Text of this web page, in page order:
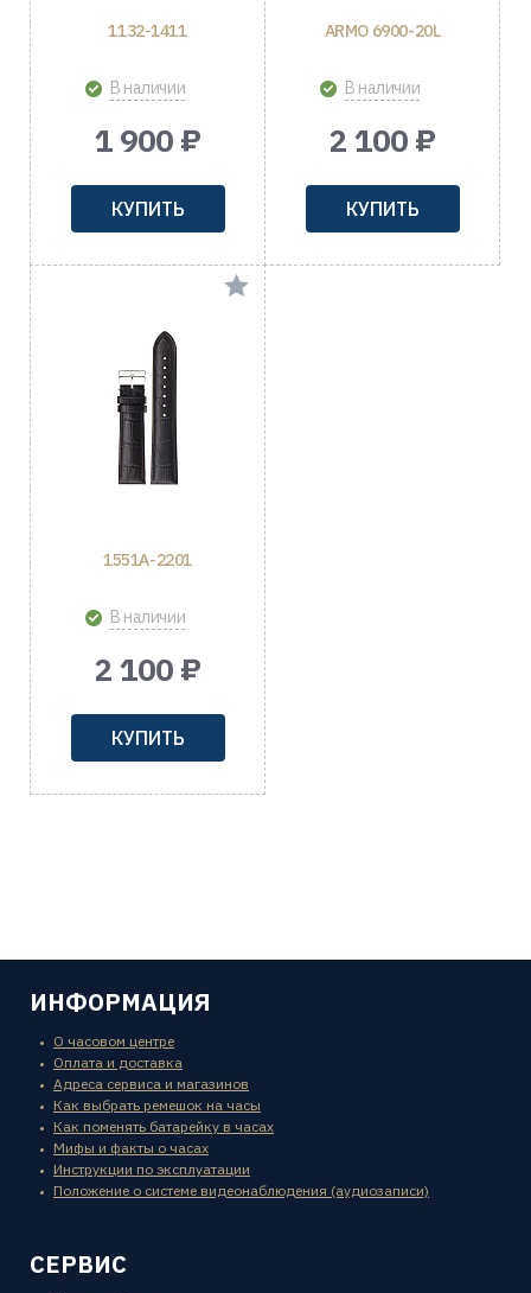
1132-1411
В наличии
1 900 ₽
КУПИТЬ
ARMO 6900-20L
В наличии
2 100 ₽
КУПИТЬ
1551A-2201
В наличии
2 100 ₽
КУПИТЬ
ИНФОРМАЦИЯ
О часовом центре
Оплата и доставка
Адреса сервиса и магазинов
Как выбрать ремешок на часы
Как поменять батарейку в часах
Мифы и факты о часах
Инструкции по эксплуатации
Положение о системе видеонаблюдения (аудиозаписи)
СЕРВИС